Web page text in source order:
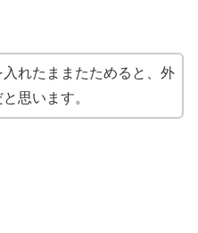
れたままたためると、外
思います。